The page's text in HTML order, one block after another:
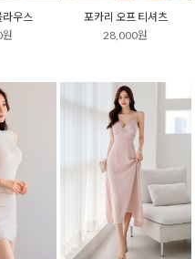
라우스
포카리 오프 티셔츠
28,000원